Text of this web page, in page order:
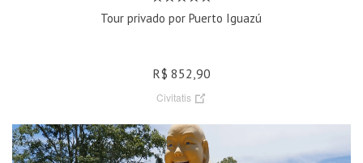
Tour privado por Puerto Iguazú
R$ 852,90
Civitatis